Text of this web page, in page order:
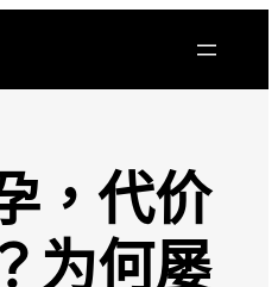
，代价
为何屡